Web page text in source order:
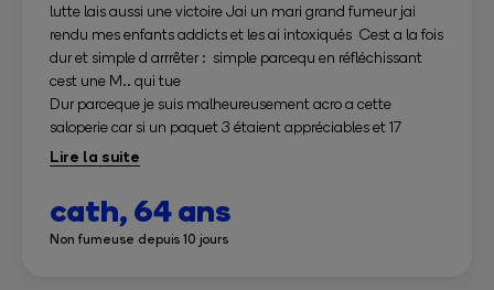
lutte lais aussi une victoire Jai un mari grand fumeur jai
rendu mes enfants addicts et les ai intoxiqués Cest a la fois
dur et simple d arrrêter : simple parcequ en réfléchissant
cest une M.. qui tue
Dur parceque je suis malheureusement acro a cette
saloperie car si un paquet 3 étaient appréciables et 17
fumées par addiction Chasue jour quand je vois une
cigarette, un fumeur je me dis : Pour toi 2 mots PLUS
JAMAIS
cath,64 ans
Non fumeuse depuis 10 jours